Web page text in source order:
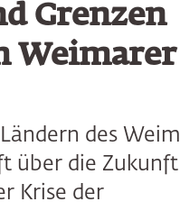
Grenzen
Weimarer
des
über die Zukunft
Krise der